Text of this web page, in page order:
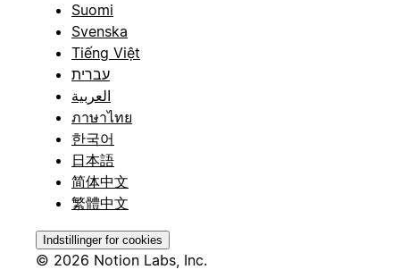
Suomi
Svenska
Tiếng Việt
עברית
العربية
ภาษาไทย
한국어
日本語
简体中文
繁體中文
Indstillinger for cookies
© 2026 Notion Labs, Inc.